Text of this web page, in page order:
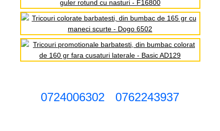
0724006302 0762243937